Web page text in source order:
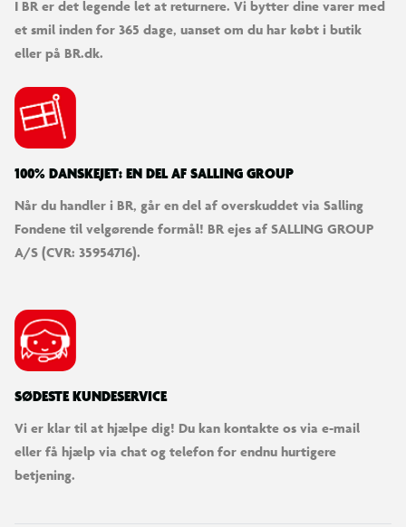
I BR er det legende let at returnere. Vi bytter dine varer med
et smil inden for 365 dage, uanset om du har købt i butik
eller på BR.dk.
100% DANSKEJET: EN DEL AF SALLING GROUP
Når du handler i BR, går en del af overskuddet via Salling
Fondene til velgørende formål! BR ejes af SALLING GROUP
A/S (CVR: 35954716).
SØDESTE KUNDESERVICE
Vi er klar til at hjælpe dig! Du kan kontakte os via e-mail
eller få hjælp via chat og telefon for endnu hurtigere
betjening.